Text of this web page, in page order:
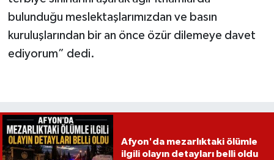
bulunduğu meslektaşlarımızdan ve basın
kuruluşlarından bir an önce özür dilemeye davet
ediyorum” dedi.
Afyon'da mezarlıktaki ölümle
ilgili olayın detayları belli oldu